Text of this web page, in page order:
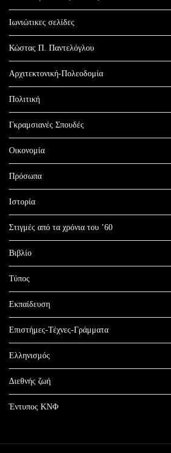
Ιωνιώτικες σελίδες
Κώστας Π. Παντελόγλου
Αρχιτεκτονική-Πολεοδομία
Πολιτική
Γκραμσιανές Σπουδές
Οικονομία
Πρόσωπα
Ιστορία
Στιγμές από τα χρόνια του ’60
Βιβλίο
Τύπος
Εκπαίδευση
Επιστήμες-Τέχνες-Γράμματα
Ελληνισμός
Διεθνής ζωή
Έντυπος ΚΝΦ